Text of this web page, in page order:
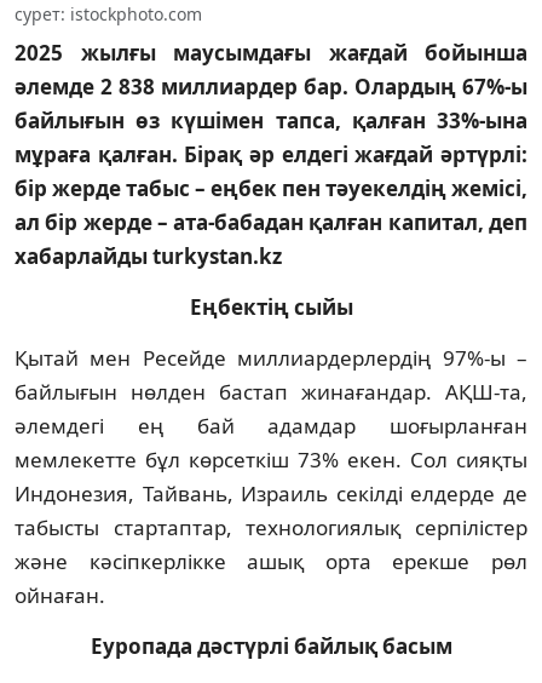
сурет: istockphoto.com
2025 жылғы маусымдағы жағдай бойынша
әлемде 2 838 миллиардер бар. Олардың 67%-ы
байлығын өз күшімен тапса, қалған 33%-ына
мұраға қалған. Бірақ әр елдегі жағдай әртүрлі:
бір жерде табыс – еңбек пен тәуекелдің жемісі,
ал бір жерде – ата-бабадан қалған капитал, деп
хабарлайды turkystan.kz
Еңбектің сыйы
Қытай мен Ресейде миллиардерлердің 97%-ы –
байлығын нөлден бастап жинағандар. АҚШ-та,
әлемдегі ең бай адамдар шоғырланған
мемлекетте бұл көрсеткіш 73% екен. Сол сияқты
Индонезия, Тайвань, Израиль секілді елдерде де
табысты стартаптар, технологиялық серпілістер
және кәсіпкерлікке ашық орта ерекше рөл
ойнаған.
Еуропада дәстүрлі байлық басым